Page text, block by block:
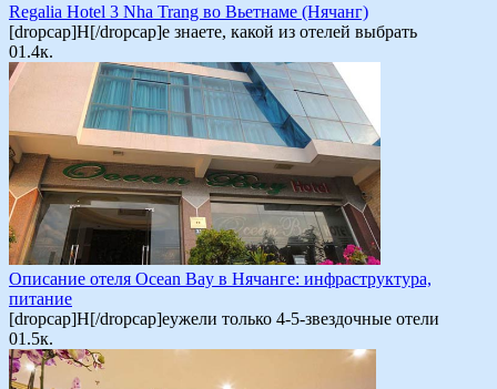
Regalia Hotel 3 Nha Trang во Вьетнаме (Нячанг)
[dropcap]Н[/dropcap]е знаете, какой из отелей выбрать
01.4к.
Описание отеля Ocean Bay в Нячанге: инфраструктура,
питание
[dropcap]Н[/dropcap]еужели только 4-5-звездочные отели
01.5к.